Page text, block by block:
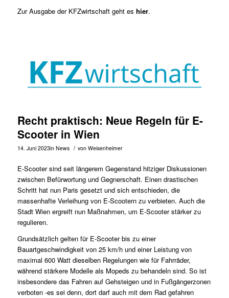
Zur Ausgabe der KFZwirtschaft geht es hier.
Recht praktisch: Neue Regeln für E-
Scooter in Wien
14. Juni 2023in News / von Weisenheimer
E-Scooter sind seit längerem Gegenstand hitziger Diskussionen
zwischen Befürwortung und Gegnerschaft. Einen drastischen
Schritt hat nun Paris gesetzt und sich entschieden, die
massenhafte Verleihung von E-Scootern zu verbieten. Auch die
Stadt Wien ergreift nun Maßnahmen, um E-Scooter stärker zu
regulieren.
Grundsätzlich gelten für E-Scooter bis zu einer
Bauartgeschwindigkeit von 25 km/h und einer Leistung von
maximal 600 Watt dieselben Regelungen wie für Fahrräder,
während stärkere Modelle als Mopeds zu behandeln sind. So ist
insbesondere das Fahren auf Gehsteigen und in Fußgängerzonen
verboten -es sei denn, dort darf auch mit dem Rad gefahren